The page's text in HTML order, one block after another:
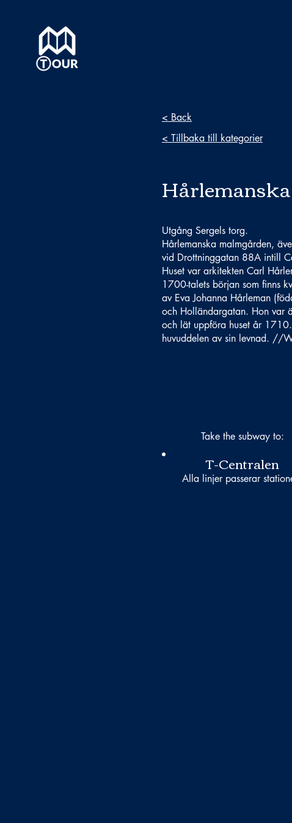
< Back
< Tillbaka till kategorier
Utgång Sergels torg.
Hårlemanska malmgården,
vid Drottninggatan 88A intill
Huset var arkitekten Carl
1700-talets början som finns
av Eva Johanna Hårleman
och Holländargatan. Hon var
och lät uppföra huset år
huvuddelen av sin levnad. //
Take the subway to:
T-Centralen
Alla linjer passerar